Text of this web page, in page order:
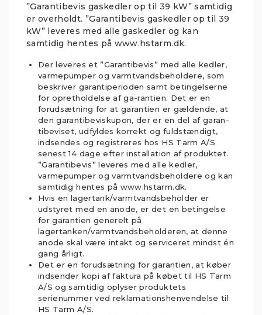
”Garantibevis gaskedler op til 39 kW” samtidig
er overholdt. ”Garantibevis gaskedler op til 39
kW” leveres med alle gaskedler og kan
samtidig hentes på www.hstarm.dk.
Der leveres et ”Garantibevis” med alle kedler,
varmepumper og varmtvandsbeholdere, som
beskriver garantiperioden samt betingelserne
for opretholdelse af ga-rantien. Det er en
forudsætning for at garantien er gældende, at
den garantibeviskupon, der er en del af garan-
tibeviset, udfyldes korrekt og fuldstændigt,
indsendes og registreres hos HS Tarm A/S
senest 14 dage efter installation af produktet.
”Garantibevis” leveres med alle kedler,
varmepumper og varmtvandsbeholdere og kan
samtidig hentes på www.hstarm.dk.
Hvis en lagertank/varmtvandsbeholder er
udstyret med en anode, er det en betingelse
for garantien generelt på
lagertanken/varmtvandsbeholderen, at denne
anode skal være intakt og serviceret mindst én
gang årligt.
Det er en forudsætning for garantien, at køber
indsender kopi af faktura på købet til HS Tarm
A/S og samtidig oplyser produktets
serienummer ved reklamationshenvendelse til
HS Tarm A/S.